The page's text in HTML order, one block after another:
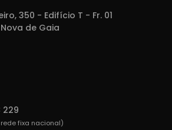
350 - Edifício T - Fr. 01
de Gaia
229
fixa nacional)